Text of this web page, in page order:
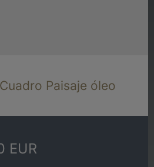
Paisaje óleo
EUR